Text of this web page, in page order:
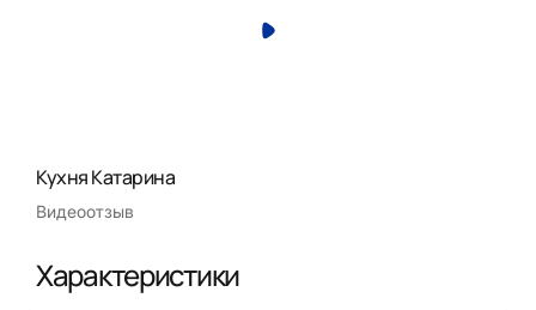
Кухня Катарина
Видеоотзыв
Характеристики